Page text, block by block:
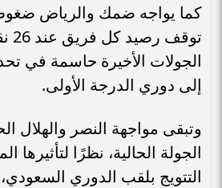
كما يواجه ضمك والرياض
الجولات الأخيرة حاسمة في
إلى دوري الدرجة الأولى.
وتبقى مواجهة النصر والهلال
الجولة الحالية، نظرًا
التتويج بلقب الدوري